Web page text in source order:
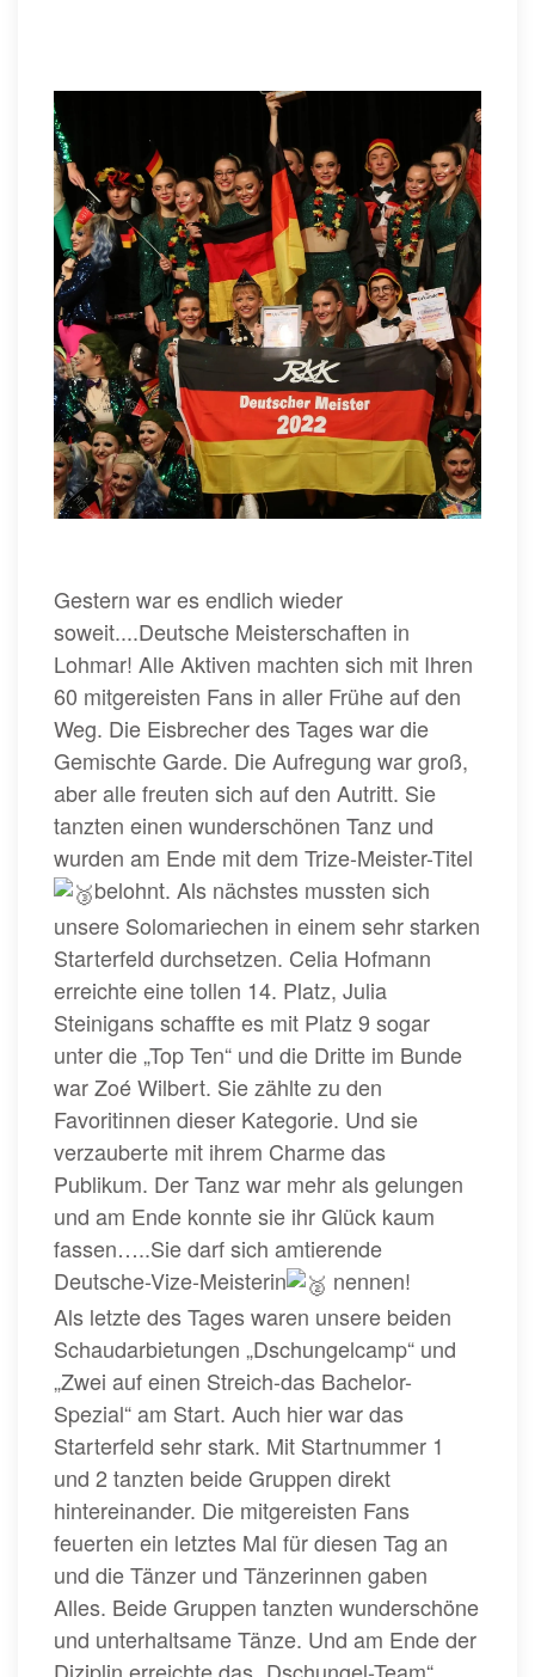
Gestern war es endlich wieder
soweit....Deutsche Meisterschaften in
Lohmar! Alle Aktiven machten sich mit Ihren
60 mitgereisten Fans in aller Frühe auf den
Weg. Die Eisbrecher des Tages war die
Gemischte Garde. Die Aufregung war groß,
aber alle freuten sich auf den Autritt. Sie
tanzten einen wunderschönen Tanz und
wurden am Ende mit dem Trize-Meister-Titel
belohnt. Als nächstes mussten sich
unsere Solomariechen in einem sehr starken
Starterfeld durchsetzen. Celia Hofmann
erreichte eine tollen 14. Platz, Julia
Steinigans schaffte es mit Platz 9 sogar
unter die „Top Ten“ und die Dritte im Bunde
war Zoé Wilbert. Sie zählte zu den
Favoritinnen dieser Kategorie. Und sie
verzauberte mit ihrem Charme das
Publikum. Der Tanz war mehr als gelungen
und am Ende konnte sie ihr Glück kaum
fassen…..Sie darf sich amtierende
Deutsche-Vize-Meisterin
nennen!
Als letzte des Tages waren unsere beiden
Schaudarbietungen „Dschungelcamp“ und
„Zwei auf einen Streich-das Bachelor-
Spezial“ am Start. Auch hier war das
Starterfeld sehr stark. Mit Startnummer 1
und 2 tanzten beide Gruppen direkt
hintereinander. Die mitgereisten Fans
feuerten ein letztes Mal für diesen Tag an
und die Tänzer und Tänzerinnen gaben
Alles. Beide Gruppen tanzten wunderschöne
und unterhaltsame Tänze. Und am Ende der
Diziplin erreichte das „Dschungel-Team“